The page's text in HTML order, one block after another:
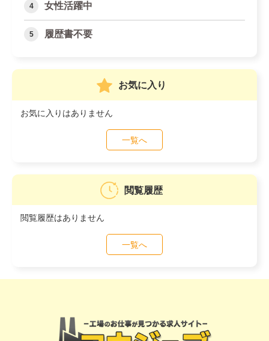
女性活躍中
履歴書不要
お気に入り
お気に入りはありません
一覧へ
閲覧履歴
閲覧履歴はありません
一覧へ